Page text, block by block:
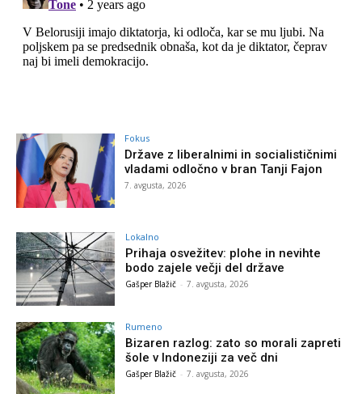
Fokus
Države z liberalnimi in socialističnimi
vladami odločno v bran Tanji Fajon
7. avgusta, 2026
Lokalno
Prihaja osvežitev: plohe in nevihte
bodo zajele večji del države
Gašper Blažič - 7. avgusta, 2026
Rumeno
Bizaren razlog: zato so morali zapreti
šole v Indoneziji za več dni
Gašper Blažič - 7. avgusta, 2026